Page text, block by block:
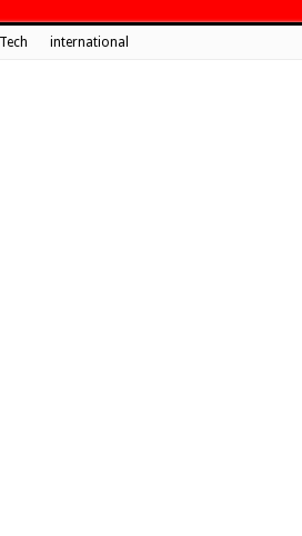
international